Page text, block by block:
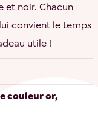
et noir. Chacun
convient le temps
utile !
couleur or,